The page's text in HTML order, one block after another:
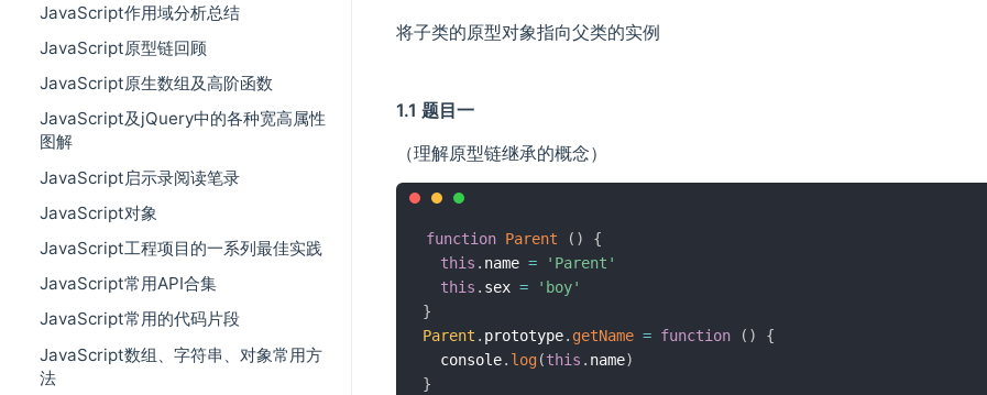
JavaScript作用域分析总结
JavaScript原型链回顾
JavaScript原生数组及高阶函数
JavaScript及jQuery中的各种宽高属性
图解
JavaScript启示录阅读笔录
JavaScript对象
JavaScript工程项目的一系列最佳实践
JavaScript常用API合集
JavaScript常用的代码片段
JavaScript数组、字符串、对象常用方
法
将子类的原型对象指向父类的实例
1.1 题目一
（理解原型链继承的概念）
function Parent ( )
{
this . name =
'Parent'
this . sex =
'boy'
}
Parent . prototype. getName = function ( )
{
  console
. log(this . name)
}